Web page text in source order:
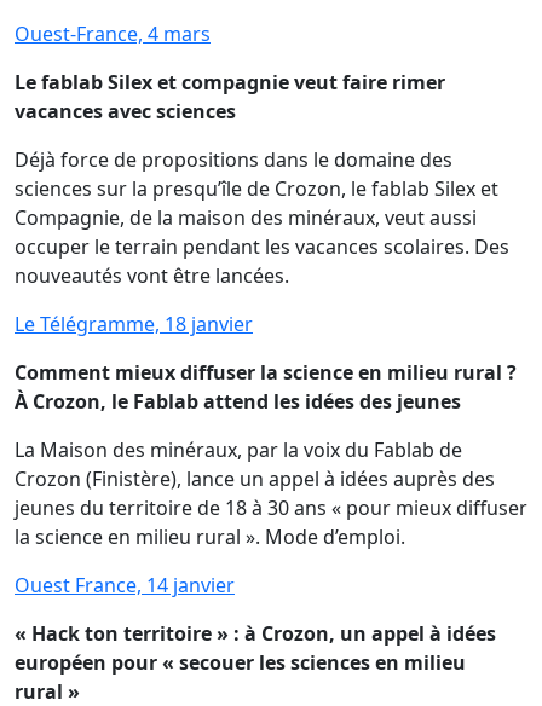
Ouest-France, 4 mars
Le fablab Silex et compagnie veut faire rimer
vacances avec sciences
Déjà force de propositions dans le domaine des
sciences sur la presqu’île de Crozon, le fablab Silex et
Compagnie, de la maison des minéraux, veut aussi
occuper le terrain pendant les vacances scolaires. Des
nouveautés vont être lancées.
Le Télégramme, 18 janvier
Comment mieux diffuser la science en milieu rural ?
À Crozon, le Fablab attend les idées des jeunes
La Maison des minéraux, par la voix du Fablab de
Crozon (Finistère), lance un appel à idées auprès des
jeunes du territoire de 18 à 30 ans « pour mieux diffuser
la science en milieu rural ». Mode d’emploi.
Ouest France, 14 janvier
« Hack ton territoire » : à Crozon, un appel à idées
européen pour « secouer les sciences en milieu
rural »